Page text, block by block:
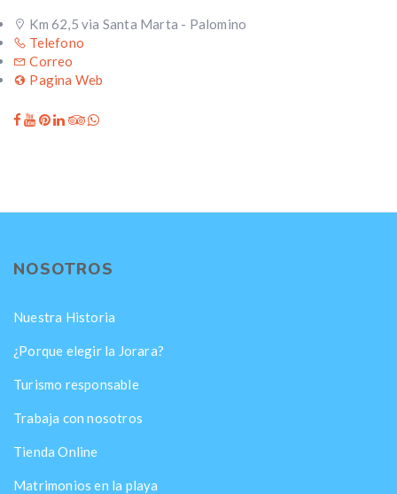
Km 62,5 via Santa Marta - Palomino
Telefono
Correo
Pagina Web
NOSOTROS
Nuestra Historia
¿Porque elegir la Jorara?
Turismo responsable
Trabaja con nosotros
Tienda Online
Matrimonios en la playa